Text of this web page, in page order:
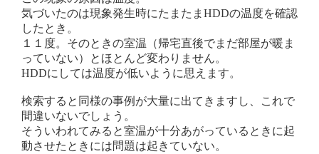
気づいたのは現象発生時にたまたまHDDの温度を確認
したとき。
１１度。そのときの室温（帰宅直後でまだ部屋が暖ま
っていない）とほとんど変わりません。
HDDにしては温度が低いように思えます。
検索すると同様の事例が大量に出てきますし、これで
間違いないでしょう。
そういわれてみると室温が十分あがっているときに起
動させたときには問題は起きていない。